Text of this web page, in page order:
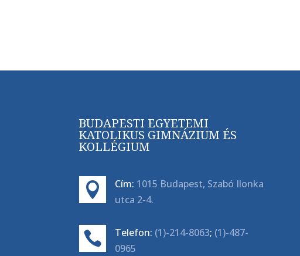
BUDAPESTI EGYETEMI
KATOLIKUS GIMNÁZIUM ÉS
KOLLÉGIUM
 Cím: 1015 Budapest, Szabó Ilonka
utca 2-4.
 Telefon: (1)-214-8063; (1)-487-
0965